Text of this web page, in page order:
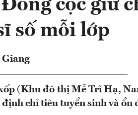
cọc giữ
số mỗi lớp
(Khu đô thị Mễ Trì Hạ,
chỉ tiêu tuyển sinh và ổn